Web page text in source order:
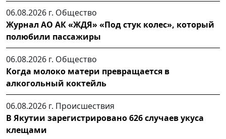
06.08.2026 г. Общество
Журнал АО АК «ЖДЯ» «Под стук колес», который
полюбили пассажиры
06.08.2026 г. Общество
Когда молоко матери превращается в
алкогольный коктейль
06.08.2026 г. Происшествия
В Якутии зарегистрировано 626 случаев укуса
клещами